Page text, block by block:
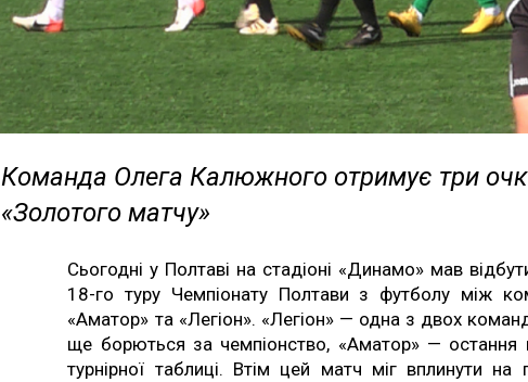
Команда Олега Калюжного отримує три
«Золотого матчу»
Сьогодні у Полтаві на стадіоні «Динамо» мав
18-го туру Чемпіонату Полтави з футболу між
«Аматор» та «Легіон». «Легіон» — одна з двох
ще борються за чемпіонство, «Аматор» — остання
турнірної таблиці. Втім цей матч міг вплинути на